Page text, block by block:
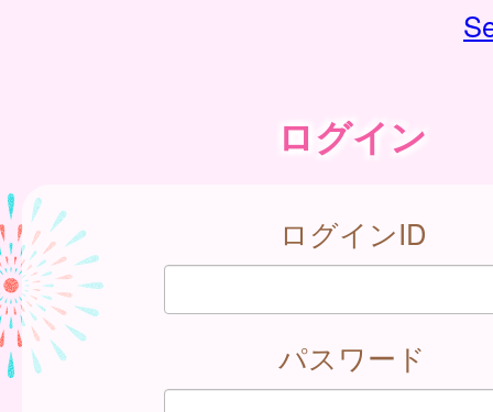
ログイン
ログインID
パスワード